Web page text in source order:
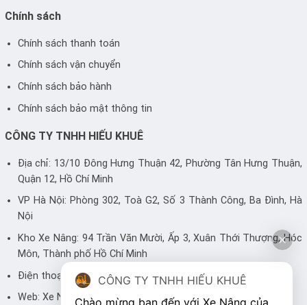
Chính sách
Chính sách thanh toán
Chính sách vận chuyển
Chính sách bảo hành
Chính sách bảo mật thông tin
CÔNG TY TNHH HIẾU KHUÊ
Địa chỉ: 13/10 Đông Hưng Thuận 42, Phường Tân Hưng Thuận,
Quận 12, Hồ Chí Minh
VP Hà Nội: Phòng 302, Toà G2, Số 3 Thành Công, Ba Đình, Hà
Nội
Kho Xe Nâng: 94 Trần Văn Mười, Ấp 3, Xuân Thới Thượng, Hóc
Môn, Thành phố Hồ Chí Minh
Điện thoại: 0983 446 248 - 0905 700 499
Web: Xe Nâng
CÔNG TY TNHH HIẾU KHUÊ
Chào mừng bạn đến với Xe Nâng của